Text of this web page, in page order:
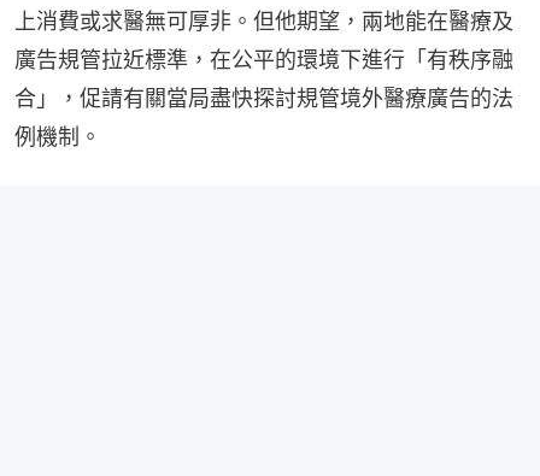
上消費或求醫無可厚非。但他期望，兩地能在醫療及
廣告規管拉近標準，在公平的環境下進行「有秩序融
合」，促請有關當局盡快探討規管境外醫療廣告的法
例機制。